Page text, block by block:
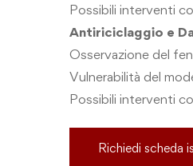
Possibili interventi
Antiriciclaggio e
Osservazione del
Vulnerabilità del
Possibili interventi
Richiedi scheda